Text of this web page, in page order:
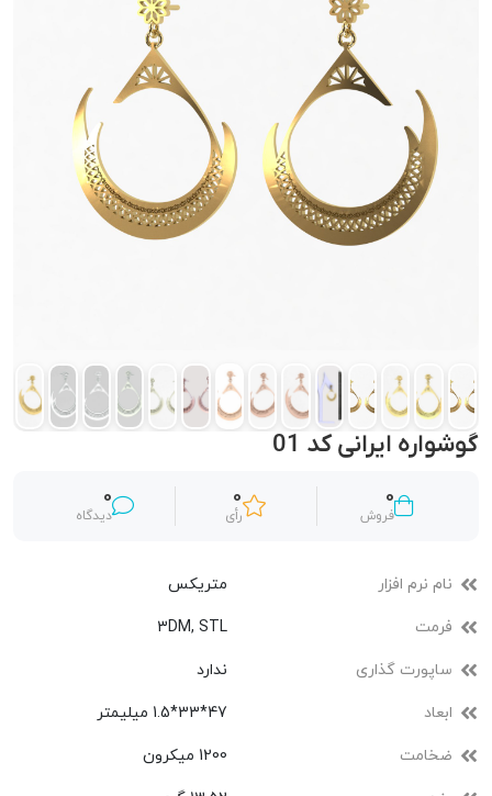
گوشواره ایرانی کد 01
0
فروش
0
رأی
0
دیدگاه
نام نرم افزار متریکس
فرمت 3DM, STL
ساپورت گذاری ندارد
ابعاد 47*33*1.5 میلیمتر
ضخامت 1200 میکرون